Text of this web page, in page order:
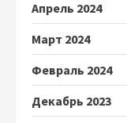
Апрель 2024
Март 2024
Февраль 2024
Декабрь 2023